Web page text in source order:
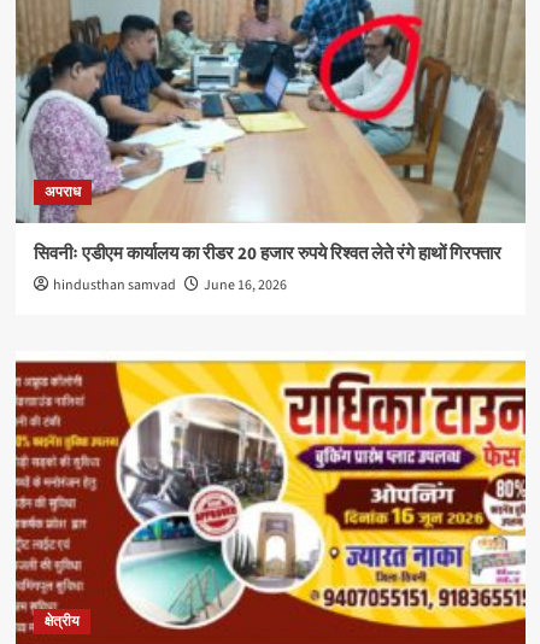
अपराध
सिवनीः एडीएम कार्यालय का रीडर 20 हजार रुपये रिश्वत लेते रंगे हाथों गिरफ्तार
hindusthan samvad June 16, 2026
क्षेत्रीय